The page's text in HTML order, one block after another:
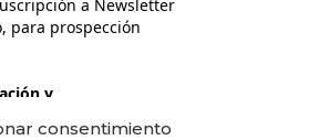
consentimiento
a Newsletter
para prospección
y